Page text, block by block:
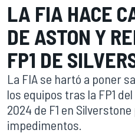
LA FIA HACE
DE ASTON Y
FP1 DE
La FIA se hartó a poner
los equipos tras la FP1
2024 de F1 en
impedimentos.